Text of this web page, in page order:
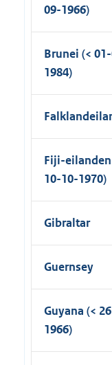
09-1966)
Brunei (<
1984)
Fiji-eilanden
10-10-1970)
Gibraltar
Guernsey
Guyana (<
1966)